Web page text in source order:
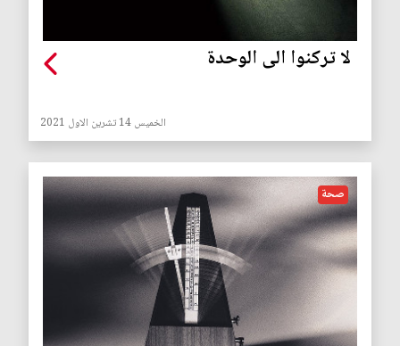
لا تركنوا الى الوحدة
الخميس 14 تشرين الاول 2021
صحة